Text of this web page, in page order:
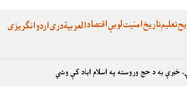
اقتصادلوبېامنیتتاریختعلیم انگریزیاردودریالعربية
خبرې به د حج وروسته په اسلام اباد کې وشي